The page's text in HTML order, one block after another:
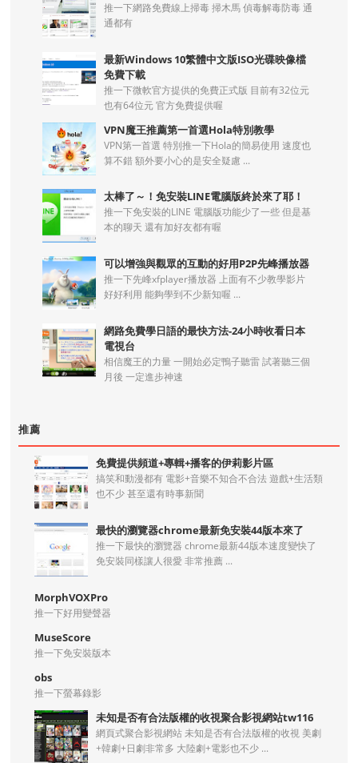
推一下網路免費線上掃毒 掃木馬 偵毒解毒防毒 通
通都有
最新Windows 10繁體中文版ISO光碟映像檔
免費下載
推一下微軟官方提供的免費正式版 目前有32位元
也有64位元 官方免費提供喔
VPN魔王推薦第一首選Hola特別教學
VPN第一首選 特別推一下Hola的簡易使用 速度也
算不錯 額外要小心的是安全疑慮 ...
太棒了～！免安裝LINE電腦版終於來了耶！
推一下免安裝的LINE 電腦版功能少了一些 但是基
本的聊天 還有加好友都有喔
可以增強與觀眾的互動的好用P2P先峰播放器
推一下先峰xfplayer播放器 上面有不少教學影片
好好利用 能夠學到不少新知喔 ...
網路免費學日語的最快方法-24小時收看日本
電視台
相信魔王的力量 一開始必定鴨子聽雷 試著聽三個
月後 一定進步神速
推薦
免費提供頻道+專輯+播客的伊莉影片區
搞笑和動漫都有 電影+音樂不知合不合法 遊戲+生活類
也不少 甚至還有時事新聞
最快的瀏覽器chrome最新免安裝44版本來了
推一下最快的瀏覽器 chrome最新44版本速度變快了
免安裝同樣讓人很愛 非常推薦 ...
MorphVOXPro
推一下好用變聲器
MuseScore
推一下免安裝版本
obs
推一下螢幕錄影
未知是否有合法版權的收視聚合影視網站tw116
網頁式聚合影視網站 未知是否有合法版權的收視 美劇
+韓劇+日劇非常多 大陸劇+電影也不少 ...